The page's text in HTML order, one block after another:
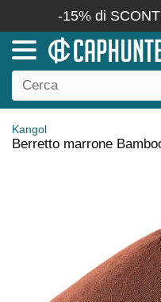
-15% di
Kangol
Berretto marrone